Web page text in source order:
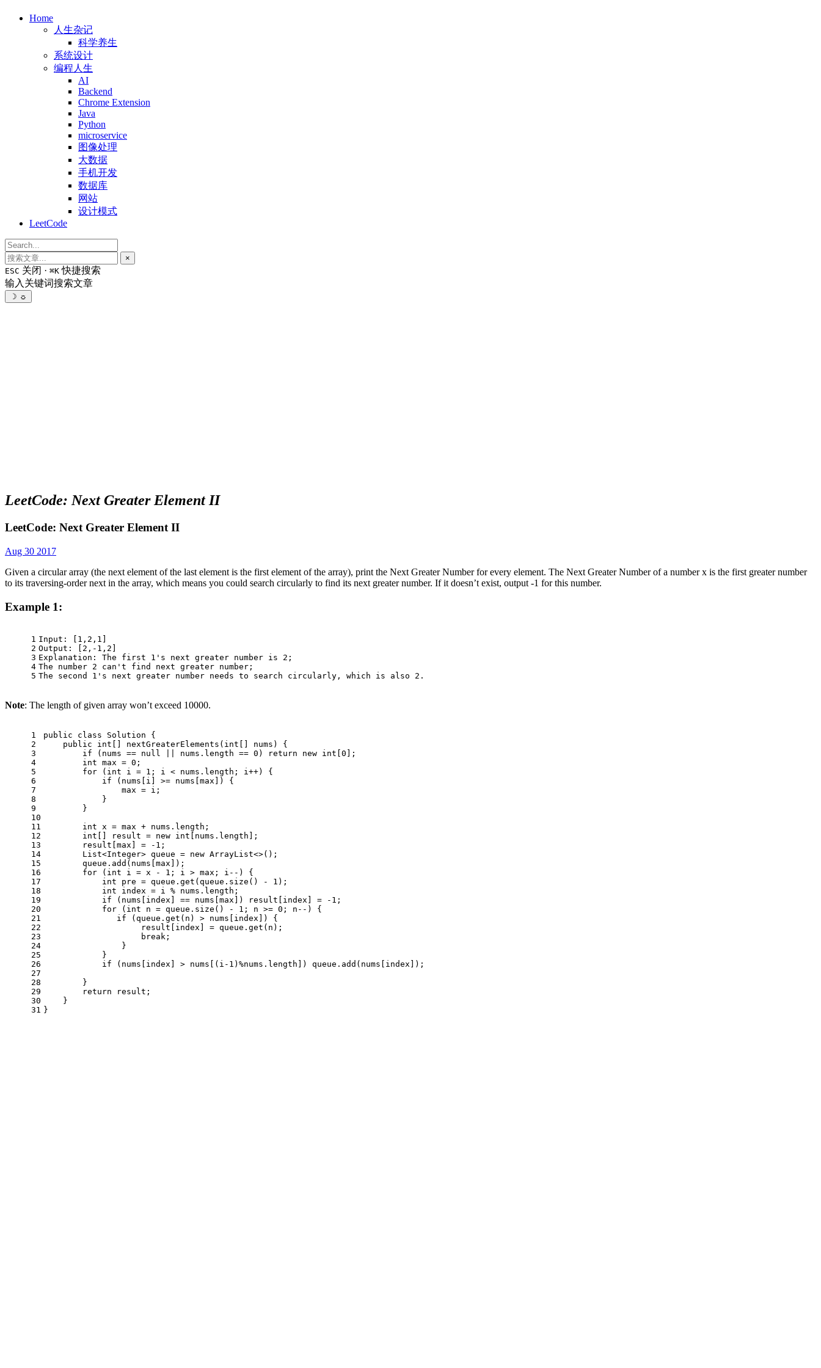
Home
人生杂记
科学养生
系统设计
编程人生
AI
Backend
Chrome Extension
Java
Python
microservice
图像处理
大数据
手机开发
数据库
网站
设计模式
LeetCode
×
ESC 关闭 · ⌘K 快捷搜索
输入关键词搜索文章
☽ ☼
LeetCode: Next Greater Element II
LeetCode: Next Greater Element II
Aug 30 2017
Given a circular array (the next element of the last element is the first element of the array), print the Next Greater Number for every element. The Next Greater Number of a number x is the first greater number
to its traversing-order next in the array, which means you could search circularly to find its next greater number. If it doesn’t exist, output -1 for this number.
Example 1:
1
2
3
4
5
Input: [1,2,1]
Output: [2,-1,2]
Explanation: The first 1's next greater number is 2;
The number 2 can't find next greater number;
The second 1's next greater number needs to search circularly, which is also 2.
Note: The length of given array won’t exceed 10000.
1
2
3
4
5
6
7
8
9
10
11
12
13
14
15
16
17
18
19
20
21
22
23
24
25
26
27
28
29
30
31
public class Solution {
public
int [] nextGreaterElements( int [] nums) {
if (nums == null || nums.length == 0 ) return new int 0 ];
int max = 0 ;
for ( int i = 1 ; i < nums.length; i++) {
if (nums[i] >= nums[max]) {
                max = i;
            }
        }
int x = max + nums.length;
int [] result = new int [nums.length];
        result[max] = -
1 ;
        List<Integer> queue =
new ArrayList<>();
        queue.add(nums[max]);
for ( int i = x - 1 ; i > max; i--) {
int
pre = queue.get(queue.size() - 1 );
int
index = i % nums.length;
if (nums[index] == nums[max]) result[index] = - 1 ;
for ( int n = queue.size() - 1 ; n >= 0 ; n--) {
if (queue.get(n) > nums[index]) {
                    result[index] = queue.get(n);
break ;
                }
            }
if (nums[index] > nums[(i- 1 )%nums.length]) queue.add(nums[index]);
        }
return result;
    }
}